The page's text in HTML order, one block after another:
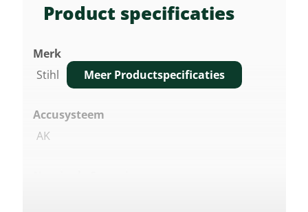
Product specificaties
Merk
Stihl
Accusysteem
AK
Meer Productspecificaties